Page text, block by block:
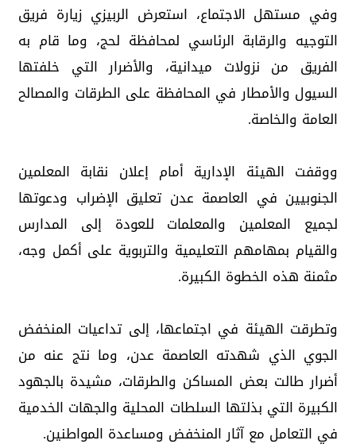
وفي مستهل الاجتماع، استعرض الربيزي زيارة فريق
التوجيه والرقابة الرئاسي لمحافظة لحج، وما قام به
الفريق من نزولات ميدانية، والأضرار التي خلفتها
السيول والأمطار في المحافظة على الطرقات والمصالح
العامة والخاصة.
ووقفت الهيئة الإدارية أمام إعلان نقابة المعلمين
الجنوبيين في العاصمة عدن تعليق الإضراب ودعوتها
لجميع المعلمين والمعلمات للعودة إلى المدارس
والقيام بمهامهم التعليمية والتربوية على أكمل وجه،
مثمنة هذه الخطوة الكبيرة.
وتطرقت الهيئة في اجتماعها، إلى تداعيات المنخفض
الجوي الذي شهدته العاصمة عدن، وما نتج عنه من
أضرار طالت بعض المساكن والطرقات، مشيدة بالجهود
الكبيرة التي بذلتها السلطات المحلية والجهات الخدمية
في التعامل مع آثار المنخفض ومساعدة المواطنين.